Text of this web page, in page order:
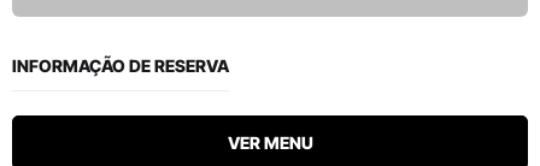
INFORMAÇÃO DE RESERVA
VER MENU